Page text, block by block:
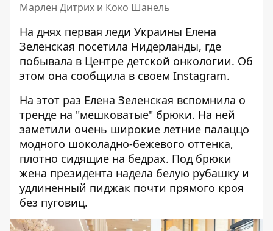
Марлен Дитрих и Коко Шанель
На днях первая леди Украины Елена
Зеленская посетила Нидерланды, где
побывала в Центре детской онкологии. Об
этом она сообщила в своем Instagram.
На этот раз Елена Зеленская вспомнила о
тренде на "мешковатые" брюки. На ней
заметили очень широкие летние палаццо
модного шоколадно-бежевого оттенка,
плотно сидящие на бедрах. Под брюки
жена президента надела белую рубашку и
удлиненный пиджак почти прямого кроя
без пуговиц.